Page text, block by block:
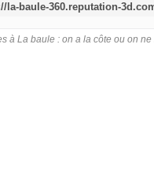
à La baule : on a la côte ou on